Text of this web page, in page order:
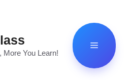
More You Learn!
Menu